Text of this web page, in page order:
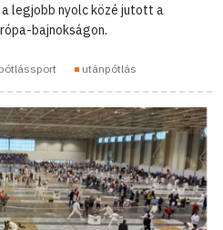
a legjobb nyolc közé jutott a
bajnokságon.
utánpótlás